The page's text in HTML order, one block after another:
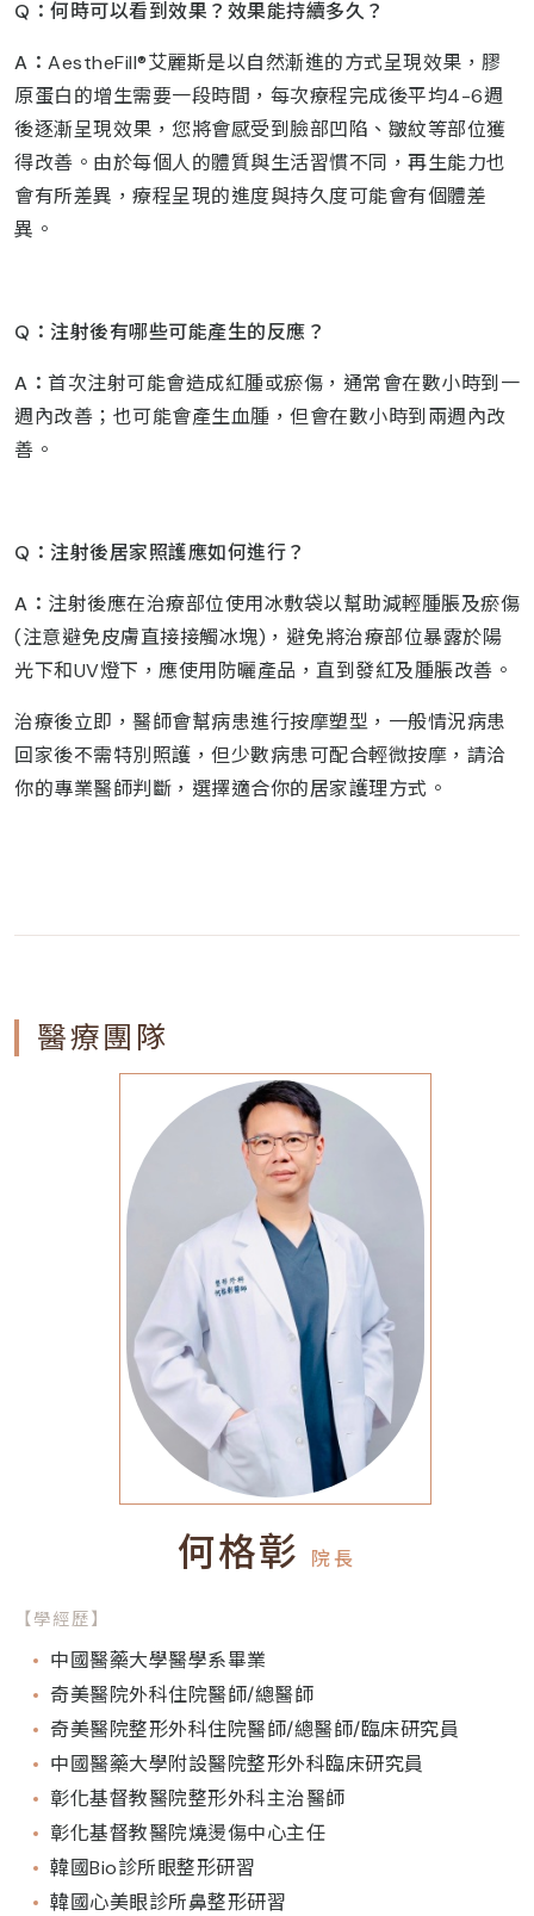
Q ：何時可以看到效果？效果能持續多久？
A ： AestheFill®艾麗斯是以自然漸進的方式呈現效果，膠
原蛋白的增生需要一段時間，每次療程完成後平均4-6週
後逐漸呈現效果，您將會感受到臉部凹陷、皺紋等部位獲
得改善。由於每個人的體質與生活習慣不同，再生能力也
會有所差異，療程呈現的進度與持久度可能會有個體差
異。
Q ：注射後有哪些可能產生的反應？
A ： 首次注射可能會造成紅腫或瘀傷，通常會在數小時到一
週內改善；也可能會產生血腫，但會在數小時到兩週內改
善。
Q ：注射後居家照護應如何進行？
A ： 注射後應在治療部位使用冰敷袋以幫助減輕腫脹及瘀傷
(注意避免皮膚直接接觸冰塊)，避免將治療部位暴露於陽
光下和UV燈下，應使用防曬產品，直到發紅及腫脹改善。
治療後立即，醫師會幫病患進行按摩塑型，一般情況病患
回家後不需特別照護，但少數病患可配合輕微按摩，請洽
你的專業醫師判斷，選擇適合你的居家護理方式。
醫療團隊
何格彰 院長
【學經歷】
中國醫藥大學醫學系畢業
奇美醫院外科住院醫師/總醫師
奇美醫院整形外科住院醫師/總醫師/臨床研究員
中國醫藥大學附設醫院整形外科臨床研究員
彰化基督教醫院整形外科主治醫師
彰化基督教醫院燒燙傷中心主任
韓國Bio診所眼整形研習
韓國心美眼診所鼻整形研習